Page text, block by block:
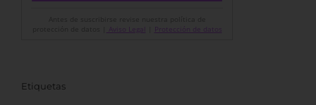
Aviso Legal Protección de datos
Etiquetas